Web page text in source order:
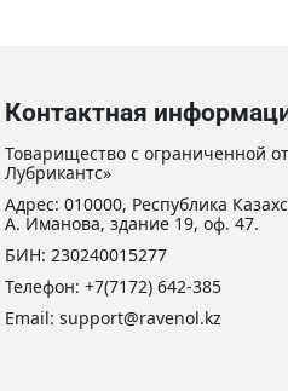
Контактная
Товарищество с ограниченной
Лубрикантс»
Адрес: 010000, Республика
А. Иманова, здание 19, оф. 47.
БИН: 230240015277
Телефон: +7(7172) 642-385
Email: support@ravenol.kz